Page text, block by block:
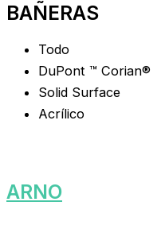
BAÑERAS
Todo
DuPont ™ Corian®
Solid Surface
Acrílico
ARNO